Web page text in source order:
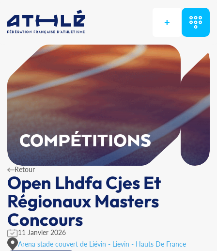
+
COMPÉTITIONS
Retour
Open Lhdfa Cjes Et
Régionaux Masters
Concours
11 Janvier 2026
Arena stade couvert de Liévin - Lievin - Hauts De France